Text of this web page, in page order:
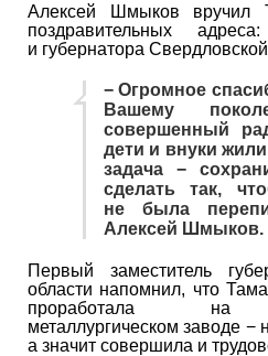
Алексей Шмыков вручил
поздравительных
и губернатора
− Огромное
Вашему
совершенный
дети и внуки
задача −
сделать так,
не была
Алексей Шмыков.
Первый заместитель
области напомнил, что
проработала на
металлургическом заводе −
а значит совершила и